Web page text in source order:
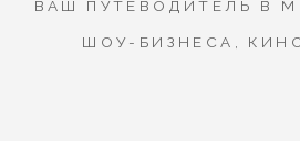
ВАШ ПУТЕВОДИТЕЛЬ В
ШОУ-БИЗНЕСА,